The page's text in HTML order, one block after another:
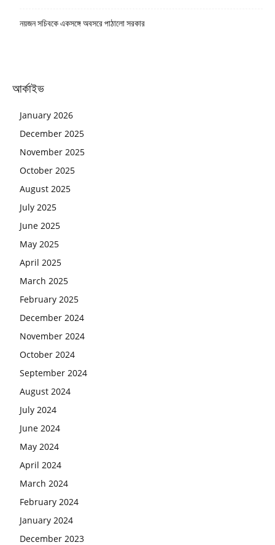
নয়জন সচিবকে একসঙ্গে অবসরে পাঠালো সরকার
আর্কাইভ
January 2026
December 2025
November 2025
October 2025
August 2025
July 2025
June 2025
May 2025
April 2025
March 2025
February 2025
December 2024
November 2024
October 2024
September 2024
August 2024
July 2024
June 2024
May 2024
April 2024
March 2024
February 2024
January 2024
December 2023